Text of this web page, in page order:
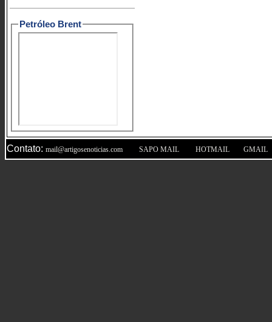
Petróleo Brent
Contato: mail@artigosenoticias.com SAPO MAIL HOTMAIL GMAIL